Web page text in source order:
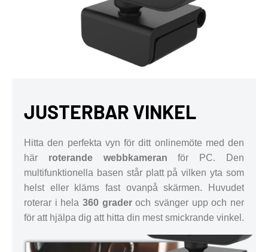
JUSTERBAR VINKEL
Hitta den perfekta vyn för ditt onlinemöte med den
här roterande webbkameran för PC. Den
multifunktionella basen står platt på vilken yta som
helst eller kläms fast ovanpå skärmen. Huvudet
roterar i hela 360 graderoch svänger upp och ner
för att hjälpa dig att hitta din mest smickrande vinkel.